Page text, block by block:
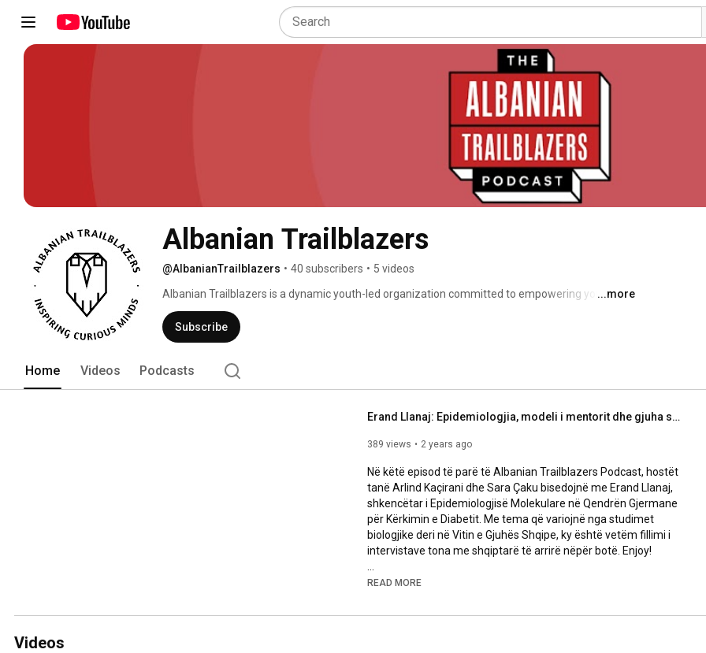
Albanian Trailblazers
@AlbanianTrailblazers • 40 subscribers • 5 videos
Albanian Trailblazers is a dynamic youth-led organization committed to empowering young
Albanians by providing them with the tools, resources, and support they need to unlock their full
potential and achieve their dreams and ambitions. Through our comprehensive range of
services, including an impactful mentorship program, dynamic workshops, as well as
come.
...more
Subscribe
Home Videos Podcasts
Erand Llanaj: Epidemiologjia, modeli i mentorit dhe gjuha shqipe (AT Podcast #1)
389 views 2 years ago
Në këtë episod të parë të Albanian Trailblazers Podcast, hostët
tanë Arlind Kaçirani dhe Sara Çaku bisedojnë me Erand Llanaj,
shkencëtar i Epidemiologjisë Molekulare në Qendrën Gjermane
për Kërkimin e Diabetit. Me tema që variojnë nga studimet
biologjike deri në Vitin e Gjuhës Shqipe, ky është vetëm fillimi i
intervistave tona me shqiptarë të arrirë nëpër botë. Enjoy!
Na ndiqni në Instagram: @albanian_trailblazers
https://www.albaniantrailblazers.com/
READ MORE
Videos